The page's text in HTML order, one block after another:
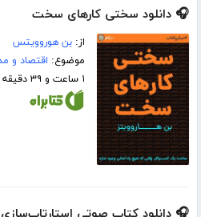
🎧 دانلود سختی کارهای سخت
از:بن هوروویتس
موضوع: اقتصاد و
۱ ساعت و ۳۹ دقیقه